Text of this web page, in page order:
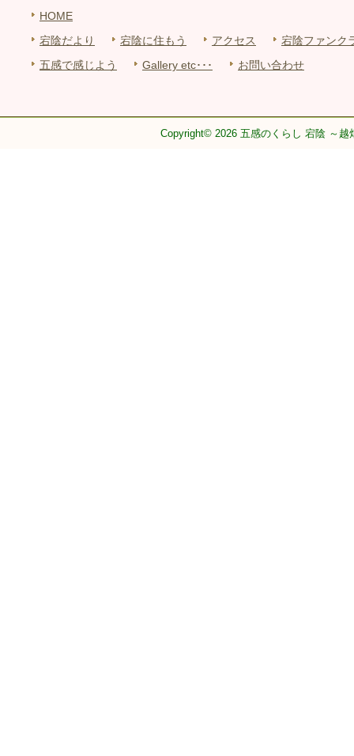
HOME
宕陰だより
宕陰に住もう アクセス
宕陰ファンク
五感で感じよう
Gallery etc･･･ お問い合わせ
Copyright© 2026 五感のくらし 宕陰 ～